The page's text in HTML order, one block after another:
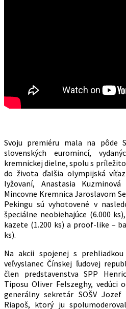
Svoju premiéru mala na pôde
slovenských euromincí,
kremnickej dielne, spolu s
do života ďalšia olympijská
lyžovaní, Anastasia
Mincovne Kremnica Jaroslavom
Pekingu sú vyhotovené v
špeciálne neobiehajúce (6.000
kazete (1.200 ks) a proof-like –
ks).
Na akcii spojenej s
veľvyslanec Čínskej ľudovej
člen predstavenstva SPP
Tiposu Oliver Felszeghy, vedúci
generálny sekretár SOŠV
Riapoš, ktorý ju